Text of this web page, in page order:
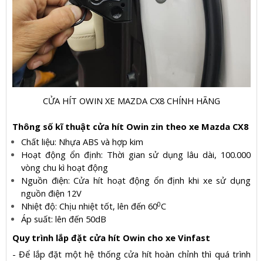
CỬA HÍT OWIN XE MAZDA CX8 CHÍNH HÃNG
Thông số kĩ thuật cửa hít Owin zin theo xe Mazda CX8
Chất liệu: Nhựa ABS và hợp kim
Hoạt động ổn định: Thời gian sử dụng lâu dài, 100.000
vòng chu kì hoạt động
Nguồn điện: Cửa hít hoạt động ổn định khi xe sử dụng
nguồn điện 12V
Nhiệt độ: Chịu nhiệt tốt, lên đến 600C
Áp suất: lên đến 50dB
Quy trình lắp đặt cửa hít Owin cho xe Vinfast
- Để lắp đặt một hệ thống cửa hít hoàn chỉnh thì quá trình